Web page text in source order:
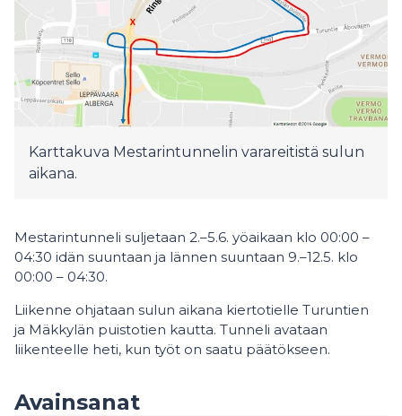
Karttakuva Mestarintunnelin varareitistä sulun
aikana.
Mestarintunneli suljetaan 2.–5.6. yöaikaan klo 00:00 –
04:30 idän suuntaan ja lännen suuntaan 9.–12.5. klo
00:00 – 04:30.
Liikenne ohjataan sulun aikana kiertotielle Turuntien
ja Mäkkylän puistotien kautta. Tunneli avataan
liikenteelle heti, kun työt on saatu päätökseen.
Avainsanat